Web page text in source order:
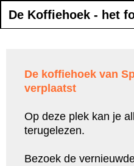
De Koffiehoek - het
De koffiehoek van
verplaatst
Op deze plek kan je
terugelezen.
Bezoek de